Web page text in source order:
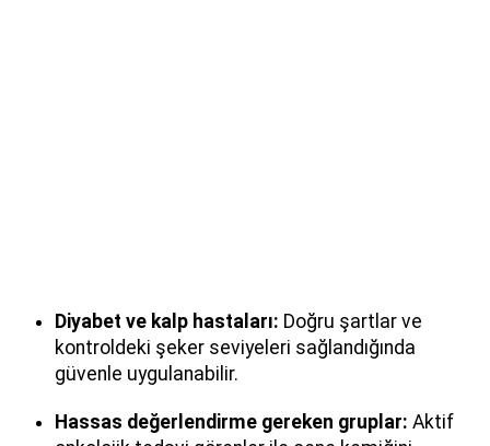
Diyabet ve kalp hastaları: Doğru şartlar ve
kontroldeki şeker seviyeleri sağlandığında
güvenle uygulanabilir.
Hassas değerlendirme gereken gruplar: Aktif